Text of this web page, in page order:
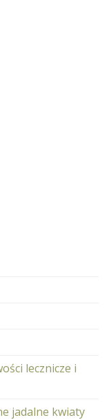
lecznicze i
jadalne kwiaty